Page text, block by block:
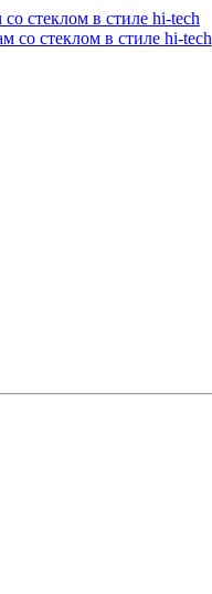
стеклом в стиле hi-tech
со стеклом в стиле hi-tech